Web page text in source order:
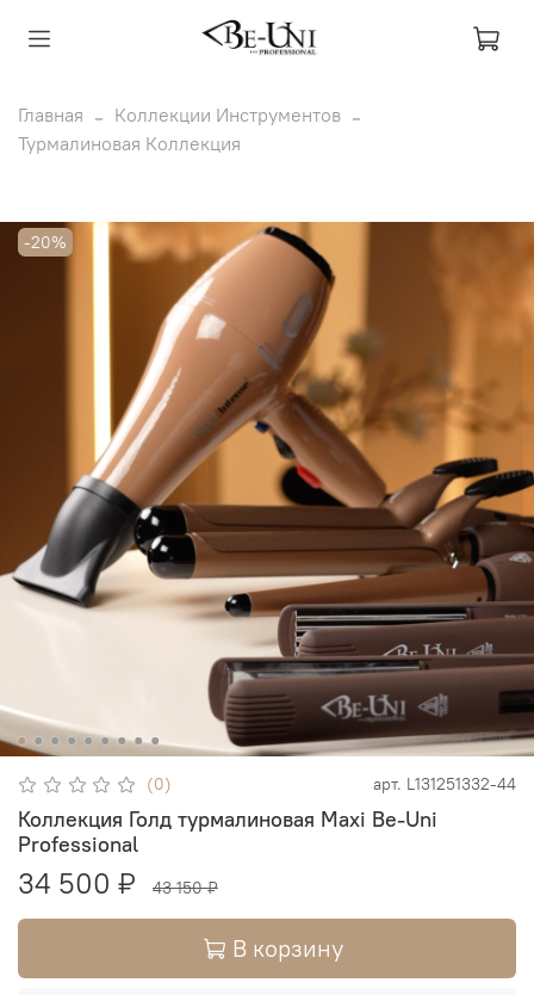
Главная
Коллекции Инструментов
Турмалиновая Коллекция
-20%
(0) арт. L131251332-44
Коллекция Голд турмалиновая Maxi Be-Uni
Professional
34 500 ₽ 43 150 ₽
В корзину